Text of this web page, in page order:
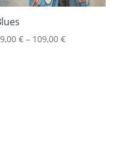
€– 109,00 €